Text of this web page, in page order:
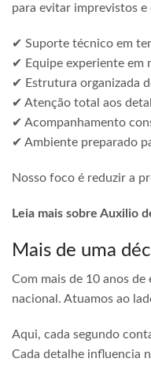
para evitar imprevistos
✔ Suporte técnico em
✔ Equipe experiente em
✔ Estrutura organizada
✔ Atenção total aos
✔ Acompanhamento
✔ Ambiente preparado
Nosso foco é reduzir a
Leia mais sobre Auxilio
Mais de uma
Com mais de 10 anos
nacional. Atuamos ao
Aqui, cada segundo
Cada detalhe influencia